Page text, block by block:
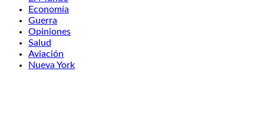
Economía
Guerra
Opiniones
Salud
Aviación
Nueva York